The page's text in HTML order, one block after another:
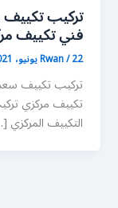
فني تكييف
Rwan/22 يونيو، 2021
تركيب تكييف
تكييف مركزي
التكييف المركزي